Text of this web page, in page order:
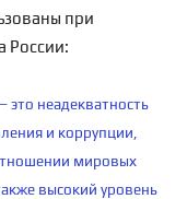
при
России:
это неадекватность
и коррупции,
мировых
высокий уровень